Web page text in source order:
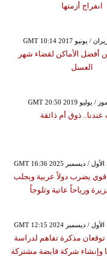
انفراج أزمتها
أفضل الأماكن لقضاء شهر
العسل
ذوق أم ذائقة
يضرب دولاً عربية ويجلب
ورياحاً عاتية وثلوجاً
توقعان مذكرة تفاهم لدراسة
وإنشاء شركة قابضة مشتركة